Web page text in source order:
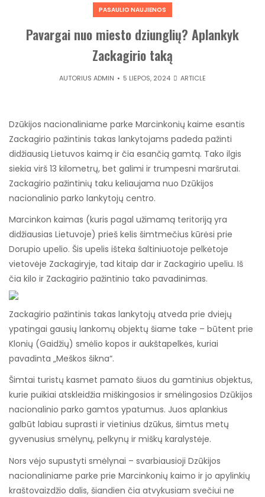
PASAULIO NAUJIENOS
Pavargai nuo miesto dziunglių? Aplankyk
Zackagirio taką
AUTORIUS ADMIN 5 LIEPOS, 2024 ARTICLE
Dzūkijos nacionaliniame parke Marcinkonių kaime esantis
Zackagirio pažintinis takas lankytojams padeda pažinti
didžiausią Lietuvos kaimą ir čia esančią gamtą. Tako ilgis
siekia virš 13 kilometrų, bet galimi ir trumpesni maršrutai.
Zackagirio pažintinių taku keliaujama nuo Dzūkijos
nacionalinio parko lankytojų centro.
Marcinkon kaimas (kuris pagal užimamą teritoriją yra
didžiausias Lietuvoje) prieš kelis šimtmečius kūrėsi prie
Dorupio upelio. Šis upelis išteka šaltiniuotoje pelkėtoje
vietovėje Zackagiryje, tad kitaip dar ir Zackagirio upeliu. Iš
čia kilo ir Zackagirio pažintinio tako pavadinimas.
Zackagirio pažintinis takas lankytojų atveda prie dviejų
ypatingai gausių lankomų objektų šiame take – būtent prie
Klonių (Gaidžių) smėlio kopos ir aukštapelkės, kuriai
pavadinta „Meškos šikna“.
Šimtai turistų kasmet pamato šiuos du gamtinius objektus,
kurie puikiai atskleidžia miškingosios ir smėlingosios Dzūkijos
nacionalinio parko gamtos ypatumus. Juos aplankius
galbūt labiau suprasti ir vietinius dzūkus, šimtus metų
gyvenusius smėlynų, pelkynų ir miškų karalystėje.
Nors vėjo supustyti smėlynai – svarbiausioji Dzūkijos
nacionaliniame parke prie Marcinkonių kaimo ir jo apylinkių
kraštovaizdžio dalis, šiandien čia atvykusiam svečiui ne